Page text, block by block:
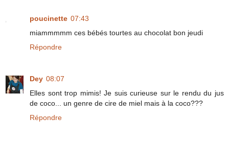
poucinette 07:43
miammmmm ces bébés tourtes au chocolat bon jeudi
Répondre
Dey 08:07
Elles sont trop mimis! Je suis curieuse sur le rendu du jus
de coco... un genre de cire de miel mais à la coco???
Répondre